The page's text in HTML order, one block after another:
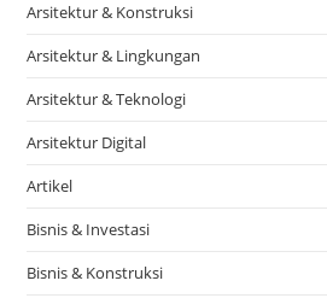
Arsitektur & Konstruksi
Arsitektur & Lingkungan
Arsitektur & Teknologi
Arsitektur Digital
Artikel
Bisnis & Investasi
Bisnis & Konstruksi